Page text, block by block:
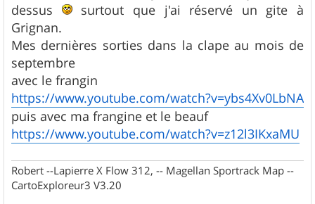
dessus
surtout que j'ai réservé un gite à
Grignan.
Mes dernières sorties dans la clape au mois de
septembre
avec le frangin
https://www.youtube.com/watch?v=ybs4Xv0LbNA
puis avec ma frangine et le beauf
https://www.youtube.com/watch?v=z12l3IKxaMU
Robert --Lapierre X Flow 312, -- Magellan Sportrack Map --
CartoExploreur3 V3.20